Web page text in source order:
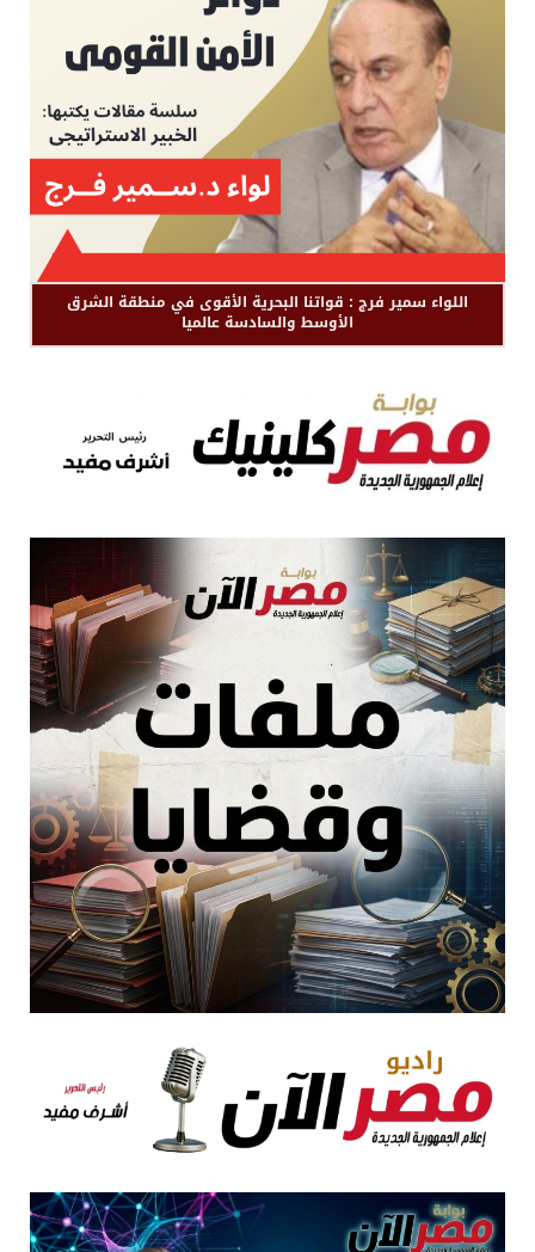
اللواء سمير فرج : قواتنا البحرية الأقوى في منطقة الشرق
الأوسط والسادسة عالميا